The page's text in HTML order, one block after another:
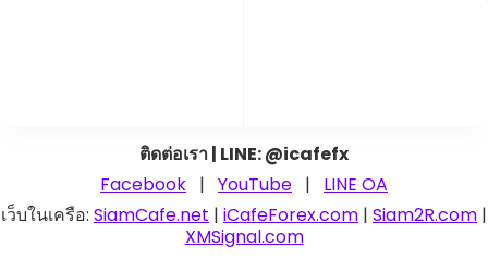
ติดต่อเรา | LINE: @icafefx
Facebook | YouTube |
LINE OA
เว็บในเครือ: SiamCafe.net | iCafeForex.com | Siam2R.com |
XMSignal.com